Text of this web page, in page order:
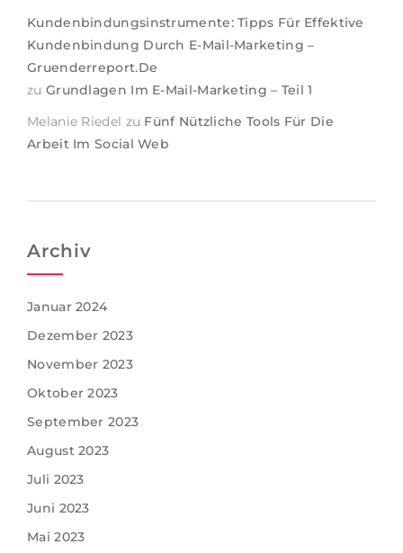
Kundenbindungsinstrumente: Tipps Für Effektive
Kundenbindung Durch E-Mail-Marketing –
Gruenderreport.de
zu Grundlagen Im E-Mail-Marketing – Teil 1
Melanie Riedel zu Fünf Nützliche Tools Für Die
Arbeit Im Social Web
Archiv
Januar 2024
Dezember 2023
November 2023
Oktober 2023
September 2023
August 2023
Juli 2023
Juni 2023
Mai 2023